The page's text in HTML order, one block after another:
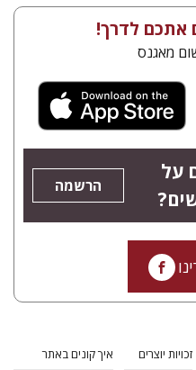
אתכם לדרך!
מאגנס
על
הרשמה
זכויות יוצרים
איך קונים באתר